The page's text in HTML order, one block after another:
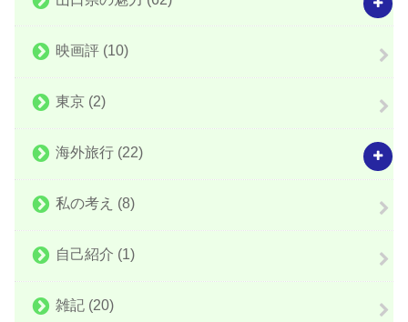
映画評 (10)
東京 (2)
海外旅行 (22)
私の考え (8)
自己紹介 (1)
雑記 (20)